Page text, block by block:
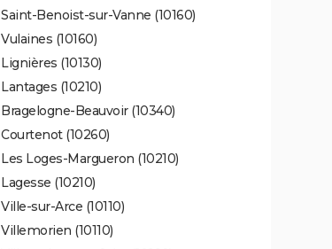
Saint-Benoist-sur-Vanne (10160)
Vulaines (10160)
Lignières (10130)
Lantages (10210)
Bragelogne-Beauvoir (10340)
Courtenot (10260)
Les Loges-Margueron (10210)
Lagesse (10210)
Ville-sur-Arce (10110)
Villemorien (10110)